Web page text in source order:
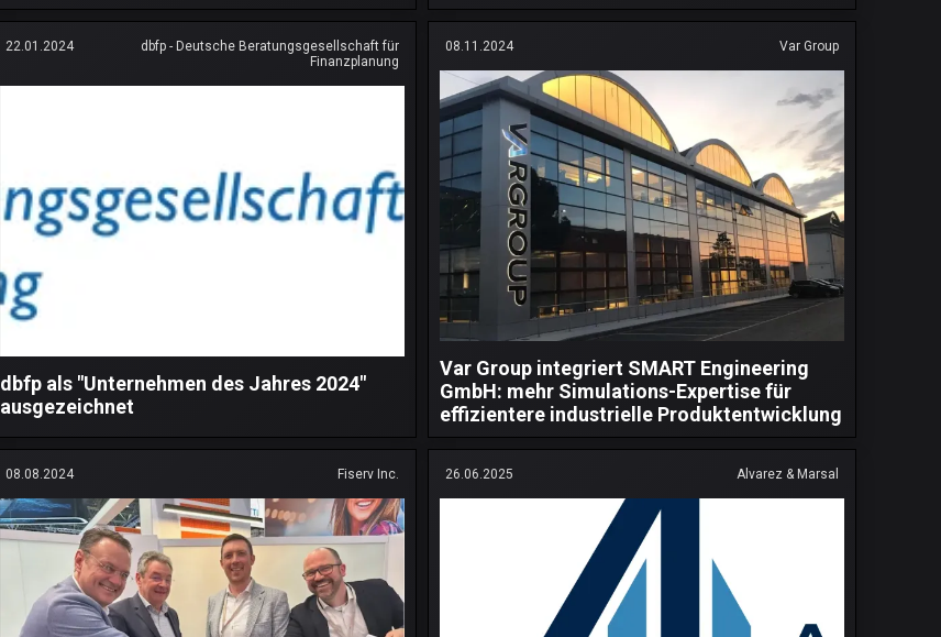
22.01.2024
dbfp - Deutsche Beratungsgesellschaft für
Finanzplanung
dbfp als "Unternehmen des Jahres 2024"
ausgezeichnet
08.11.2024 Var Group
Var Group integriert SMART Engineering
GmbH: mehr Simulations-Expertise für
effizientere industrielle Produktentwicklung
08.08.2024 Fiserv Inc. 26.06.2025 Alvarez & Marsal